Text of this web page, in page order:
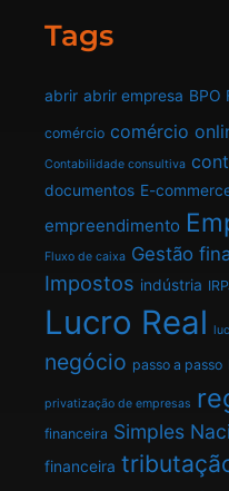
Tags
abrir abrir empresa BPO
comércio comércio
Contabilidade consultiva
documentos E-
empreendimento
Fluxo de caixa Gestão
Impostos indústria
Lucro Real
negócio passo a passo
privatização de empresas
financeira Simples
financeira